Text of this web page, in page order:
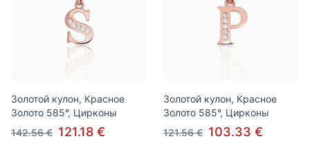
Золотой кулон, Красное
Золото 585°, Цирконы
142.56 € 121.18 €
Золотой кулон, Красное
Золото 585°, Цирконы
121.56 € 103.33 €